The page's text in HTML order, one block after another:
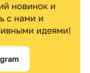
новинок и
с нами и
идеями!